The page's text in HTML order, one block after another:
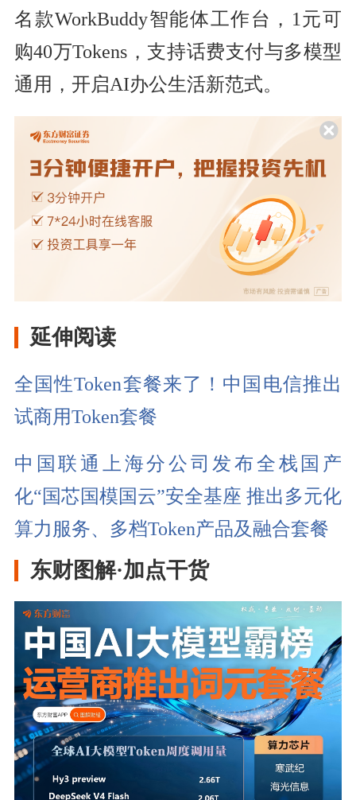
名款WorkBuddy智能体工作台，1元可
购40万Tokens，支持话费支付与多模型
通用，开启AI办公生活新范式。
延伸阅读
全国性Token套餐来了！中国电信推出
试商用Token套餐
中国联通上海分公司发布全栈国产
化“国芯国模国云”安全基座 推出多元化
算力服务、多档Token产品及融合套餐
东财图解·加点干货